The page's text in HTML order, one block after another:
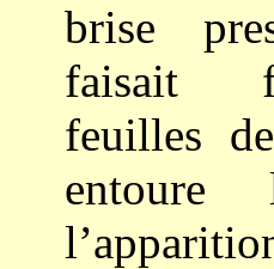
brise
faisait
feuilles